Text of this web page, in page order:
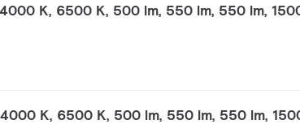
K, 6500 K, 500 lm, 550 lm, 550 lm,
K, 6500 K, 500 lm, 550 lm, 550 lm,